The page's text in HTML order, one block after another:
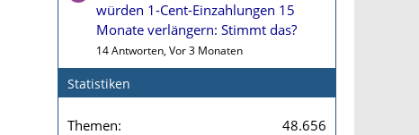
würden 1-Cent-Einzahlungen 15
Monate verlängern: Stimmt das?
14 Antworten, Vor 3 Monaten
Statistiken
Themen
48.656